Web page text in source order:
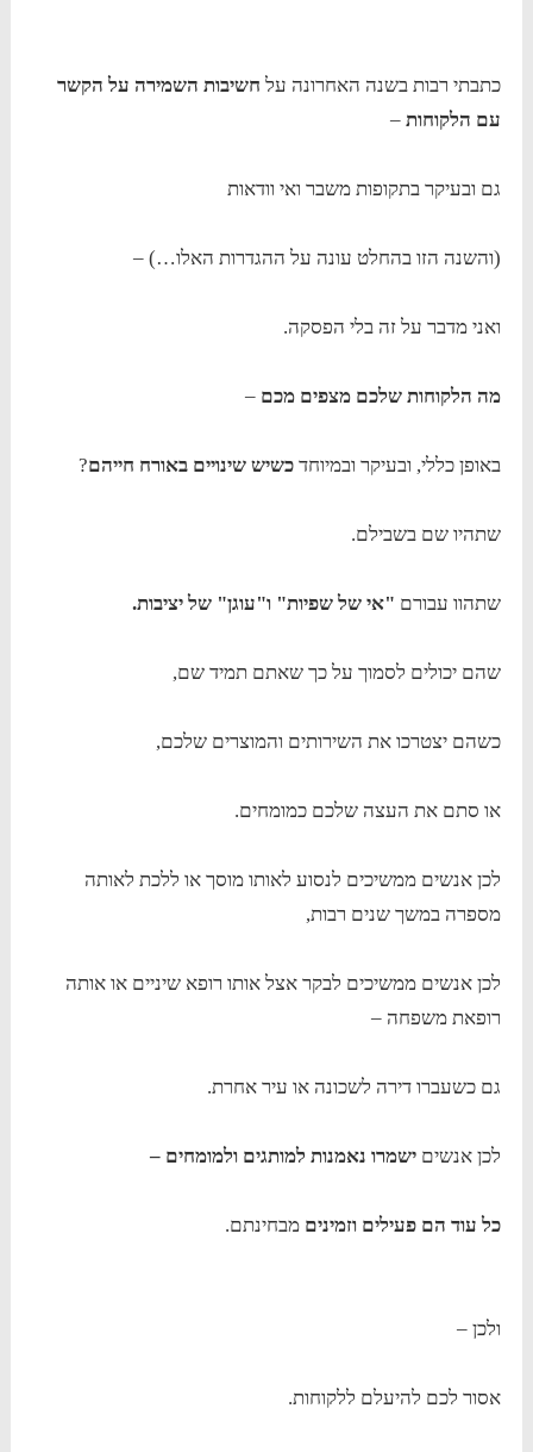
כתבתי רבות בשנה האחרונה על חשיבות השמירה על הקשר
עם הלקוחות –
גם ובעיקר בתקופות משבר ואי וודאות
(והשנה הזו בהחלט עונה על ההגדרות האלו…) –
ואני מדבר על זה בלי הפסקה.
מה הלקוחות שלכם מצפים מכם –
באופן כללי, ובעיקר ובמיוחדכשיש שינויים באורח חייהם?
שתהיו שם בשבילם.
שתהוו עבורם "אי של שפיות" ו"עוגן" של יציבות.
שהם יכולים לסמוך על כך שאתם תמיד שם,
כשהם יצטרכו את השירותים והמוצרים שלכם,
או סתם את העצה שלכם כמומחים.
לכן אנשים ממשיכים לנסוע לאותו מוסך או ללכת לאותה
מספרה במשך שנים רבות,
לכן אנשים ממשיכים לבקר אצל אותו רופא שיניים או אותה
רופאת משפחה –
גם כשעברו דירה לשכונה או עיר אחרת.
לכן אנשיםישמרו נאמנות למותגים ולמומחים –
כל עוד הם פעילים וזמינים מבחינתם.
ולכן –
אסור לכם להיעלם ללקוחות.